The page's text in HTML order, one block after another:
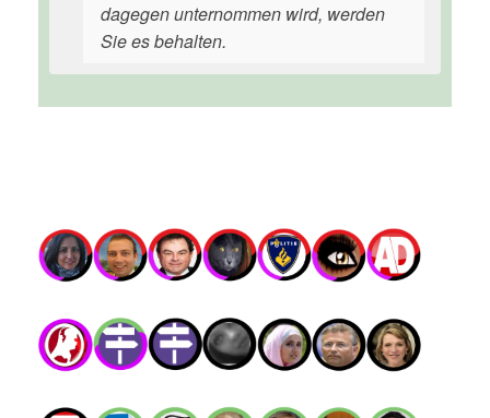
dagegen unternommen wird, werden
Sie es behalten.